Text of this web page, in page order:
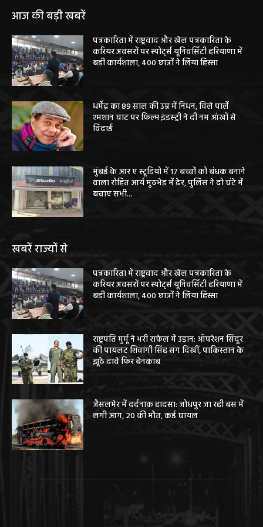
आज की बड़ी खबरें
पत्रकारिता में राष्ट्रवाद और खेल पत्रकारिता के
करियर अवसरों पर स्पोर्ट्स यूनिवर्सिटी हरियाणा में
बड़ी कार्यशाला, 400 छात्रों ने लिया हिस्सा
धर्मेंद्र का 89 साल की उम्र में निधन, विले पार्ले
श्मशान घाट पर फिल्म इंडस्ट्री ने दी नम आंखों से
विदाई
मुंबई के आर ए स्टूडियो में 17 बच्चों को बंधक बनाने
वाला रोहित आर्य मुठभेड़ में ढेर, पुलिस ने दो घंटे में
बचाए सभी...
खबरें राज्यों से
पत्रकारिता में राष्ट्रवाद और खेल पत्रकारिता के
करियर अवसरों पर स्पोर्ट्स यूनिवर्सिटी हरियाणा में
बड़ी कार्यशाला, 400 छात्रों ने लिया हिस्सा
राष्ट्रपति मुर्मू ने भरी राफेल में उड़ान: ऑपरेशन सिंदूर
की पायलट शिवांगी सिंह संग दिखीं, पाकिस्तान के
झूठे दावे फिर बेनकाब
जैसलमेर में दर्दनाक हादसा: जोधपुर जा रही बस में
लगी आग, 20 की मौत, कई घायल